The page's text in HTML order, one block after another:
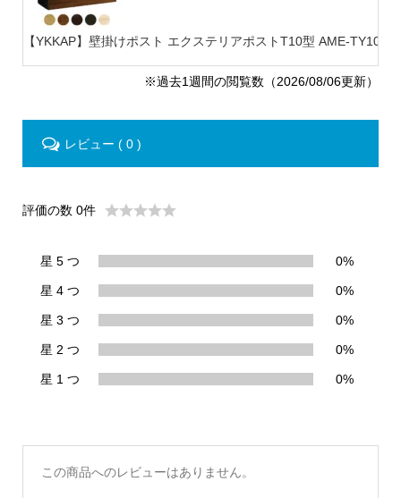
【YKKAP】壁掛けポスト エクステリアポストT10型 AME-TY10 木
※過去1週間の閲覧数（2026/08/06更新）
レビュー ( 0 )
評価の数 0件
星 5 つ 0%
星 4 つ 0%
星 3 つ 0%
星 2 つ 0%
星 1 つ 0%
この商品へのレビューはありません。